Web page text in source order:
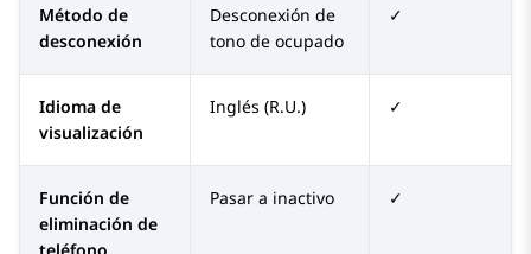
Método de
desconexión
Desconexión de
tono de ocupado
✓
Idioma de
visualización
Inglés (R.U.) ✓
Función de
eliminación de
Pasar a inactivo ✓